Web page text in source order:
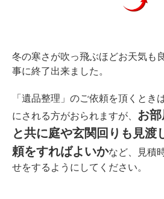
冬の寒さが吹っ飛ぶほどお天気も
事に終了出来ました。
「遺品整理」のご依頼を頂くとき
にされる方がおられますが、 お
と共に庭や玄関回りも見渡
頼をすればよいかなど、見積
せをするようにしてください。